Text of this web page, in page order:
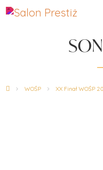
WOŚP XX Finał WOŚP